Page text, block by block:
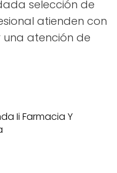
selección de
atienden con
atención de
Ii Farmacia Y